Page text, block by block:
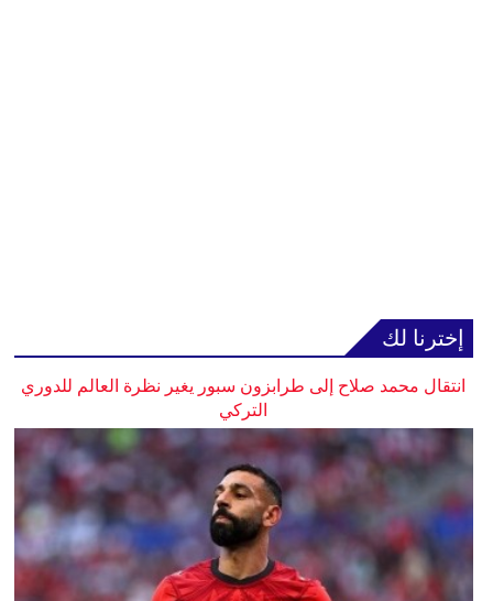
إخترنا لك
انتقال محمد صلاح إلى طرابزون سبور يغير نظرة العالم للدوري
التركي